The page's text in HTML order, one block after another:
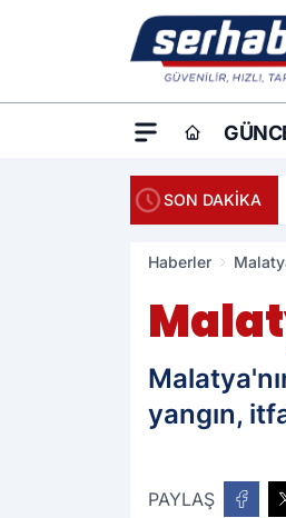
SON DAKİKA
Haberler
yangın,
PAYLAŞ